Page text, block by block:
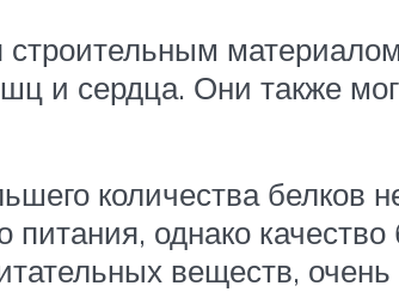
и сердца. Они также
количества белков
питания, однако
веществ,